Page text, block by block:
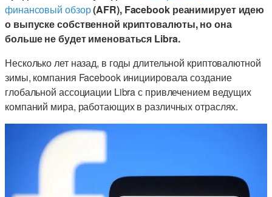
финансовый обзор(AFR), Facebook реанимирует идею
о выпуске собственной криптовалюты, но она
больше не будет именоваться Libra.
Несколько лет назад, в годы длительной криптовалютной
зимы, компания Facebook инициировала создание
глобальной ассоциации Libra с привлечением ведущих
компаний мира, работающих в различных отраслях.